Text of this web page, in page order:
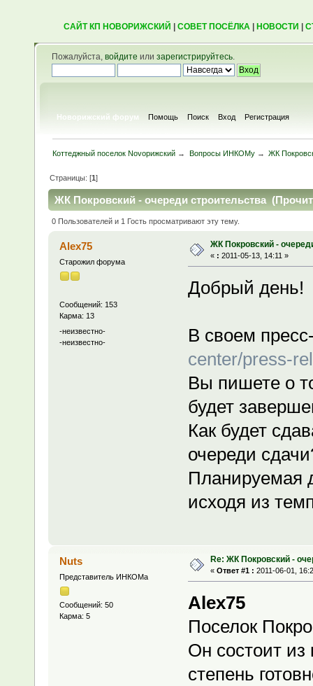
САЙТ КП НОВОРИЖСКИЙ СОВЕТ ПОСЁЛКА| НОВОСТИ
Пожалуйста, войдите или зарегистрируйтесь.
Новорижский форум Помощь Поиск Вход Регистрация
Коттеджный поселок Novoрижский → Вопросы ИНКОМу→ ЖК
Страницы: [1]
ЖК Покровский - очереди строительства
0 Пользователей и 1 Гость просматривают эту тему.
Alex75
Старожил форума
Сообщений: 153
Карма: 13
-неизвестно-
-неизвестно-
ЖК Покровский -
« : 2011-05-13, 14:11 »
Добрый день!
В своем
center/press-
Вы пишете о
будет
Как будет
очереди
Планируемая
исходя из
Nuts
Представитель ИНКОМа
Сообщений: 50
Карма: 5
Re: ЖК Покровский -
« Ответ #1 : 2011-06-01,
Alex75
Поселок
Он состоит из
степень